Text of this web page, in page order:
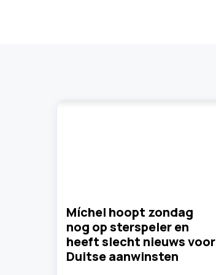
Míchel hoopt zondag
nog op sterspeler en
heeft slecht nieuws voor
Duitse aanwinsten